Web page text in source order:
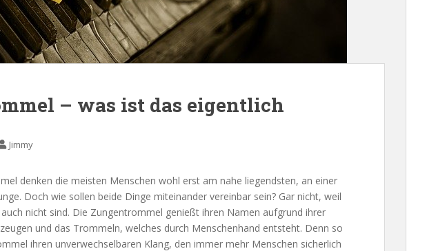
– was ist das eigentlich
Jimmy
denken die meisten Menschen wohl erst am nahe liegendsten, an einer
Doch wie sollen beide Dinge miteinander vereinbar sein? Gar nicht, weil
nicht sind. Die Zungentrommel genießt ihren Namen aufgrund ihrer
und das Trommeln, welches durch Menschenhand entsteht. Denn so
ihren unverwechselbaren Klang, den immer mehr Menschen sicherlich